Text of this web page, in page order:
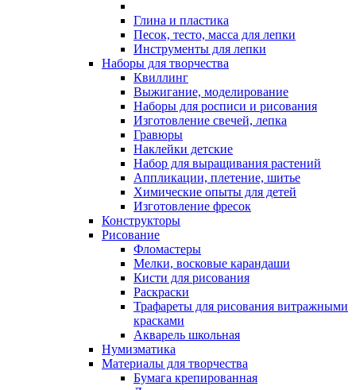
Глина и пластика
Песок, тесто, масса для лепки
Инструменты для лепки
Наборы для творчества
Квиллинг
Выжигание, моделирование
Наборы для росписи и рисования
Изготовление свечей, лепка
Гравюры
Наклейки детские
Набор для выращивания растений
Аппликации, плетение, шитье
Химические опыты для детей
Изготовление фресок
Конструкторы
Рисование
Фломастеры
Мелки, восковые карандаши
Кисти для рисования
Раскраски
Трафареты для рисования витражными
красками
Акварель школьная
Нумизматика
Материалы для творчества
Бумага крепированная